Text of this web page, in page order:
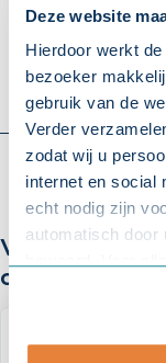
Deze website
Hierdoor werkt
bezoeker
gebruik van de
Verder
zodat wij u
internet en social
echt nodig zijn
automatisch door
aanpassen. Met
hem of haar ziek
aanvragen en
Veelgestelde
over dit
Wat is de